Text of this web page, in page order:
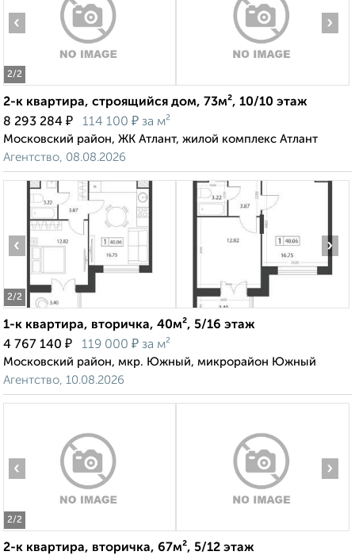
2/2
‹ ›
2-к квартира, строящийся дом, 73м², 10/10 этаж
8 293 284 ₽ 114 100 ₽ за м²
Московский район, ЖК Атлант, жилой комплекс Атлант
Агентство, 08.08.2026
2/2
‹ ›
1-к квартира, вторичка, 40м², 5/16 этаж
4 767 140 ₽ 119 000 ₽ за м²
Московский район, мкр. Южный, микрорайон Южный
Агентство, 10.08.2026
2/2
‹ ›
2-к квартира, вторичка, 67м², 5/12 этаж